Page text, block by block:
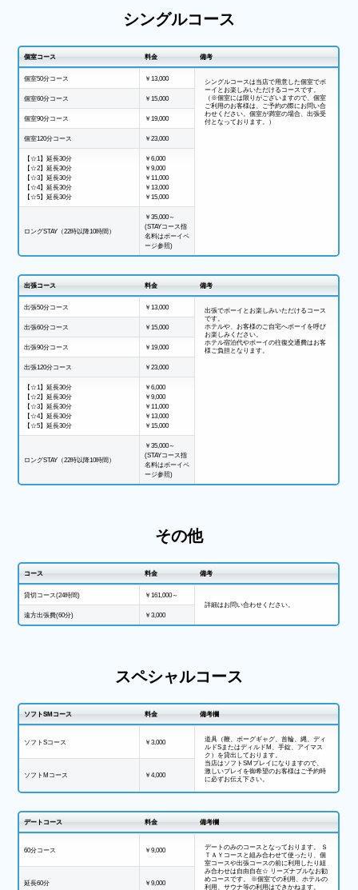
シングルコース
個室コース 料金 備考
個室50分コース ￥13,000
シングルコースは当店で用意した個室でボ
ーイとお楽しみいただけるコースです。
（※個室には限りがございますので、個室
ご利用のお客様は、ご予約の際にお問い合
わせください。個室が満室の場合、出張受
付となっております。）
個室60分コース ￥15,000
個室90分コース ￥19,000
個室120分コース ￥23,000
【☆1】延長30分
【☆2】延長30分
【☆3】延長30分
【☆4】延長30分
【☆5】延長30分
￥6,000
￥9,000
￥11,000
￥13,000
￥15,000
ロングSTAY（22時以降10時間）
￥35,000～
(STAYコース指
名料はボーイペ
ージ参照)
出張コース 料金 備考
出張50分コース ￥13,000
出張でボーイとお楽しみいただけるコース
です。
ホテルや、お客様のご自宅へボーイを呼び
お楽しみください。
ホテル宿泊代やボーイの往復交通費はお客
様ご負担となります。
出張60分コース ￥15,000
出張90分コース ￥19,000
出張120分コース ￥23,000
【☆1】延長30分
【☆2】延長30分
【☆3】延長30分
【☆4】延長30分
【☆5】延長30分
￥6,000
￥9,000
￥11,000
￥13,000
￥15,000
ロングSTAY（22時以降10時間）
￥35,000～
(STAYコース指
名料はボーイペ
ージ参照)
その他
コース 料金 備考
貸切コース(24時間)
￥161,000～
詳細はお問い合わせください。
遠方出張費(60分)
￥3,000
スペシャルコース
ソフトSMコース 料金 備考欄
ソフトSコース ￥3,000
道具（鞭、ボーグギャグ、首輪、縄、ディ
ルドSまたはディルドM、手錠、アイマス
ク）を貸出しております。
当店はソフトSMプレイになりますので、
激しいプレイを御希望のお客様はご予約時
に必ずお伝え下さい。
ソフトMコース ￥4,000
デートコース 料金 備考欄
60分コース ￥9,000
デートのみのコースとなっております。 Ｓ
ＴＡＹコースと組み合わせて使ったり、個
室コースや出張コースの前に利用したり組
み合わせは自由自在☆ リーズナブルなお勧
めコースです。 ※個室での利用、ホテルの
利用、サウナ等の利用はできかねます。
延長60分 ￥9,000